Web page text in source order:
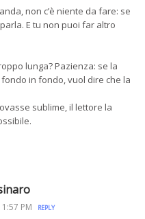
non c’è niente da fare: se
E tu non puoi far altro
lunga? Pazienza: se la
in fondo, vuol dire che la
sublime, il lettore la
PM REPLY